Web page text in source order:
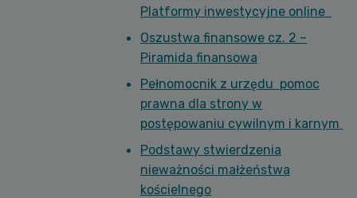
Platformy inwestycyjne online
Oszustwa finansowe cz. 2 –
Piramida finansowa
Pełnomocnik z urzędu pomoc
prawna dla strony w
postępowaniu cywilnym i karnym
Podstawy stwierdzenia
nieważności małżeństwa
kościelnego